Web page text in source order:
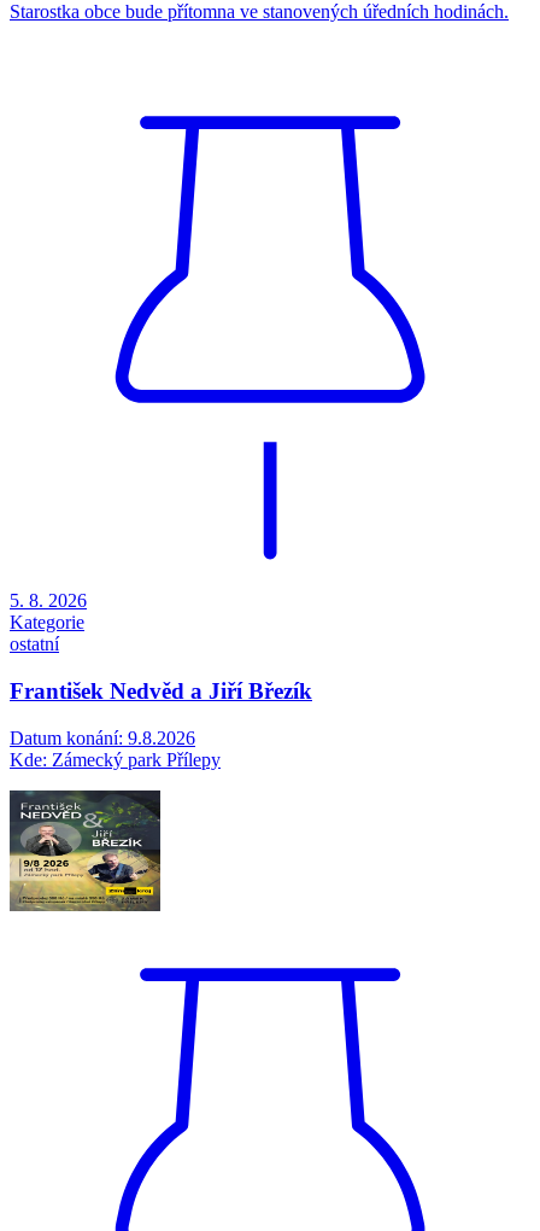
Starostka obce bude přítomna ve stanovených úředních hodinách.
5. 8. 2026
Kategorie
ostatní
František Nedvěd a Jiří Březík
Datum konání: 9.8.2026
Kde: Zámecký park Přílepy